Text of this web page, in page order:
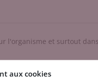
aux cookies
l'organisme et surtout